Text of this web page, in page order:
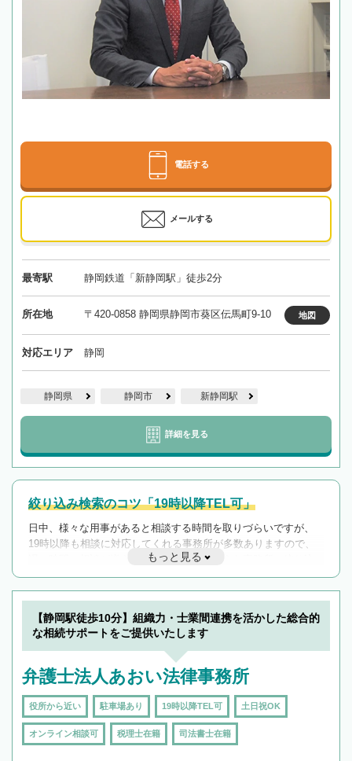
電話する
メールする
最寄駅 静岡鉄道「新静岡駅」徒歩2分
所在地 〒420-0858 静岡県静岡市葵区伝馬町9-10 地図
対応エリア 静岡
静岡県 静岡市 新静岡駅
詳細を見る
絞り込み検索のコツ「19時以降TEL可」
日中、様々な用事があると相談する時間を取りづらいですが、
19時以降も相談に対応してくれる事務所が多数ありますので、
遅い時間の相談が増えそうな場合はそのような事務所に絞り込
んで検索してみましょう。
19時以降TEL可の条件
を加えて再検索
もっと見る
【静岡駅徒歩10分】組織力・士業間連携を活かした総合的
な相続サポートをご提供いたします
弁護士法人あおい法律事務所
役所から近い 駐車場あり 19時以降TEL可 土日祝OK
オンライン相談可 税理士在籍 司法書士在籍